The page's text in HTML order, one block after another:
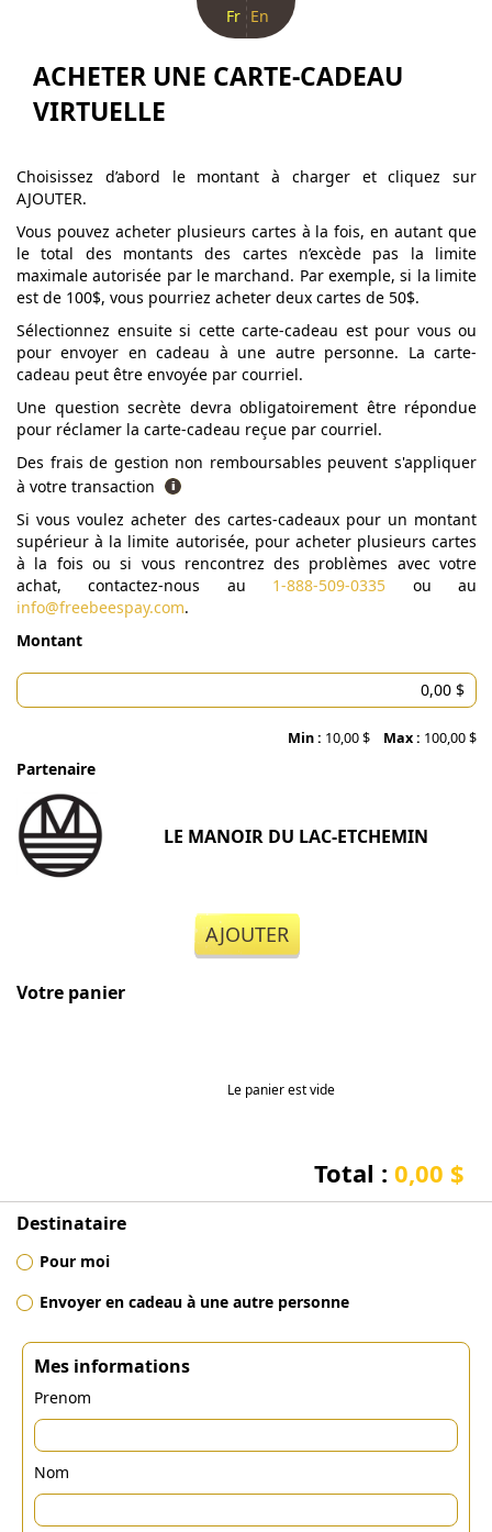
Fr En
ACHETER UNE CARTE-CADEAU
VIRTUELLE
Choisissez d’abord le montant à charger et cliquez sur
AJOUTER.
Vous pouvez acheter plusieurs cartes à la fois, en autant que
le total des montants des cartes n’excède pas la limite
maximale autorisée par le marchand. Par exemple, si la limite
est de 100$, vous pourriez acheter deux cartes de 50$.
Sélectionnez ensuite si cette carte-cadeau est pour vous ou
pour envoyer en cadeau à une autre personne. La carte-
cadeau peut être envoyée par courriel.
Une question secrète devra obligatoirement être répondue
pour réclamer la carte-cadeau reçue par courriel.
Des frais de gestion non remboursables peuvent s'appliquer
à votre transaction
Si vous voulez acheter des cartes-cadeaux pour un montant
supérieur à la limite autorisée, pour acheter plusieurs cartes
à la fois ou si vous rencontrez des problèmes avec votre
achat, contactez-nous au 1-888-509-0335 ou au
info@freebeespay.com.
Montant
Min : 10,00 $ Max : 100,00 $
Partenaire
LE MANOIR DU LAC-ETCHEMIN
AJOUTER
Votre panier
Le panier est vide
Total : 0,00 $
Destinataire
Pour moi
Envoyer en cadeau à une autre personne
Mes informations
Prenom
Nom